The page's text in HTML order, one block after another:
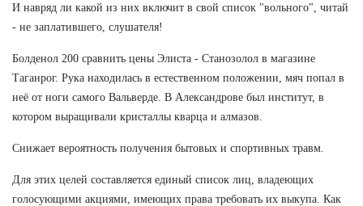
И навряд ли какой из них включит в свой список "вольного", читай
- не заплатившего, слушателя!
Болденол 200 сравнить цены Элиста - Станозолол в магазине
Таганрог. Рука находилась в естественном положении, мяч попал в
неё от ноги самого Вальверде. В Александрове был институт, в
котором выращивали кристаллы кварца и алмазов.
Снижает вероятность получения бытовых и спортивных травм.
Для этих целей составляется единый список лиц, владеющих
голосующими акциями, имеющих права требовать их выкупа. Как